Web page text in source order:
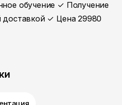
обучение ✓ Получение
доставкой ✓ Цена 29980